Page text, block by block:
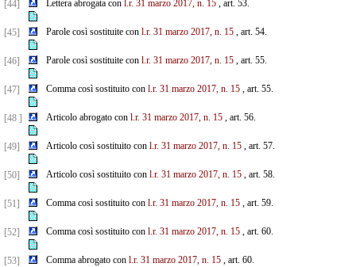
[44] Lettera abrogata con l.r. 31 marzo 2017, n. 15, art. 53.
[45] Parole così sostituite con l.r. 31 marzo 2017, n. 15, art. 54.
[46] Parole così sostituite con l.r. 31 marzo 2017, n. 15, art. 55.
[47] Comma così sostituito con l.r. 31 marzo 2017, n. 15, art. 55.
[48 ] Articolo abrogato con l.r. 31 marzo 2017, n. 15, art. 56.
[49] Articolo così sostituito con l.r. 31 marzo 2017, n. 15, art. 57.
[50] Articolo così sostituito con l.r. 31 marzo 2017, n. 15, art. 58.
[51] Comma così sostituito con l.r. 31 marzo 2017, n. 15, art. 59.
[52] Comma così sostituito con l.r. 31 marzo 2017, n. 15, art. 60.
[53] Comma abrogato con l.r. 31 marzo 2017, n. 15, art. 60.